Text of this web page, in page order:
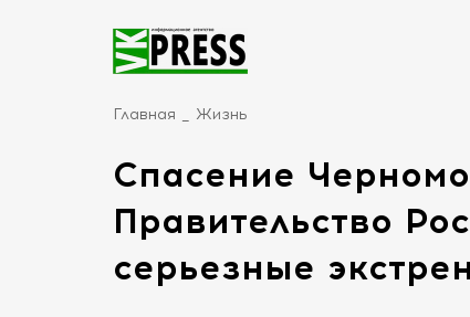
Главная Жизнь
Спасение
Правительство
серьезные